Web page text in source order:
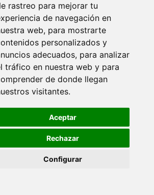
rastreo para mejorar tu
de navegación en
web, para mostrarte
personalizados y
adecuados, para analizar
tráfico en nuestra web y para
de donde llegan
visitantes.
Aceptar
Rechazar
Configurar
los Vampiros
Aunque las imágenes parezcan frías, u
Un tarot que no solo combina el
también el romanticismo, la
a nuestros tiempos. Los Vampiros
entre frágiles emociones humanas y una
en la noche de...